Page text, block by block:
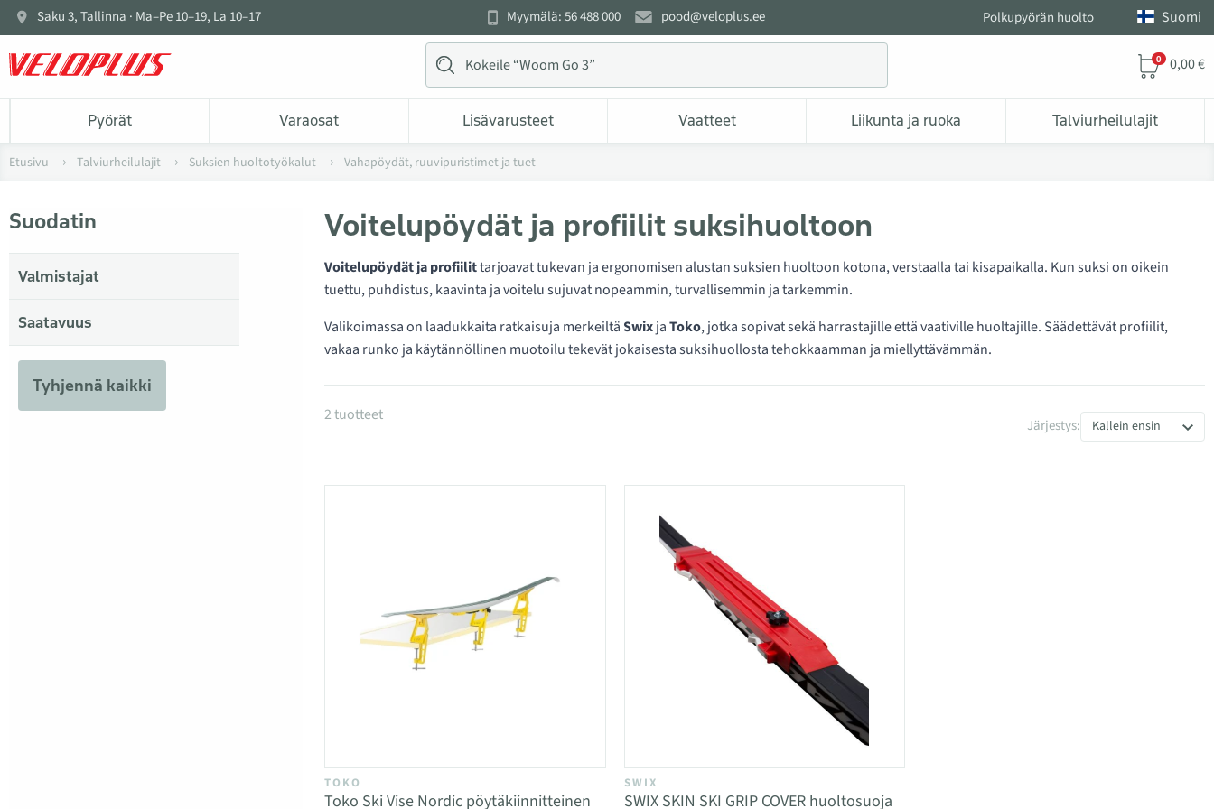
Saku 3, Tallinna · Ma–Pe 10–19, La 10–17 Myymälä: 56 488 000 pood@veloplus.ee Polkupyörän huolto Suomi
0 0,00 €
Pyörät Varaosat Lisävarusteet Vaatteet Liikunta ja ruoka Talviurheilulajit
Etusivu Talviurheilulajit Suksien huoltotyökalut Vahapöydät, ruuvipuristimet ja tuet
Voitelupöydät ja profiilit suksihuoltoon
Voitelupöydät ja profiilittarjoavat tukevan ja ergonomisen alustan suksien huoltoon kotona, verstaalla tai kisapaikalla. Kun suksi on oikein
tuettu, puhdistus, kaavinta ja voitelu sujuvat nopeammin, turvallisemmin ja tarkemmin.
Valikoimassa on laadukkaita ratkaisuja merkeiltäSwixjaToko, jotka sopivat sekä harrastajille että vaativille huoltajille. Säädettävät profiilit,
vakaa runko ja käytännöllinen muotoilu tekevät jokaisesta suksihuollosta tehokkaamman ja miellyttävämmän.
Suodatin
Valmistajat
Saatavuus
Tyhjennä kaikki
Tuotteet kategoriassa Vahapöydät, ruuvipuristimet ja tuet
2 tuotteet
Järjestys: Kallein ensin
TOKO
Toko Ski Vise Nordic pöytäkiinnitteinen
SWIX
SWIX SKIN SKI GRIP COVER huoltosuoja